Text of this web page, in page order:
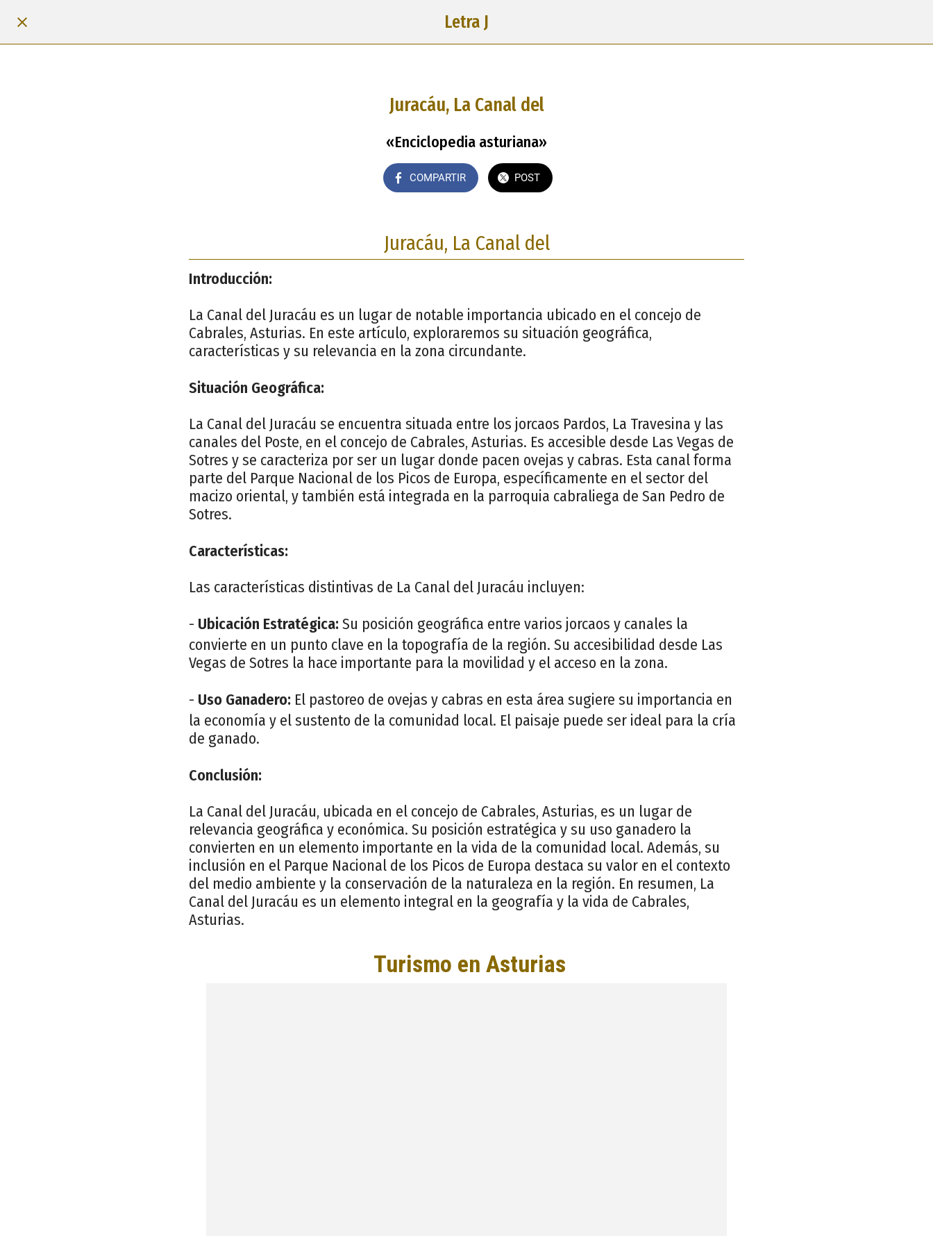
Letra J
Juracáu, La Canal del
«Enciclopedia asturiana»
COMPARTIR POST
Juracáu, La Canal del
Introducción:
La Canal del Juracáu es un lugar de notable importancia ubicado en el concejo de
Cabrales, Asturias. En este artículo, exploraremos su situación geográfica,
características y su relevancia en la zona circundante.
Situación Geográfica:
La Canal del Juracáu se encuentra situada entre los jorcaos Pardos, La Travesina y las
canales del Poste, en el concejo de Cabrales, Asturias. Es accesible desde Las Vegas de
Sotres y se caracteriza por ser un lugar donde pacen ovejas y cabras. Esta canal forma
parte del Parque Nacional de los Picos de Europa, específicamente en el sector del
macizo oriental, y también está integrada en la parroquia cabraliega de San Pedro de
Sotres.
Características:
Las características distintivas de La Canal del Juracáu incluyen:
- Ubicación Estratégica: Su posición geográfica entre varios jorcaos y canales la
convierte en un punto clave en la topografía de la región. Su accesibilidad desde Las
Vegas de Sotres la hace importante para la movilidad y el acceso en la zona.
- Uso Ganadero: El pastoreo de ovejas y cabras en esta área sugiere su importancia en
la economía y el sustento de la comunidad local. El paisaje puede ser ideal para la cría
de ganado.
Conclusión:
La Canal del Juracáu, ubicada en el concejo de Cabrales, Asturias, es un lugar de
relevancia geográfica y económica. Su posición estratégica y su uso ganadero la
convierten en un elemento importante en la vida de la comunidad local. Además, su
inclusión en el Parque Nacional de los Picos de Europa destaca su valor en el contexto
del medio ambiente y la conservación de la naturaleza en la región. En resumen, La
Canal del Juracáu es un elemento integral en la geografía y la vida de Cabrales,
Asturias.